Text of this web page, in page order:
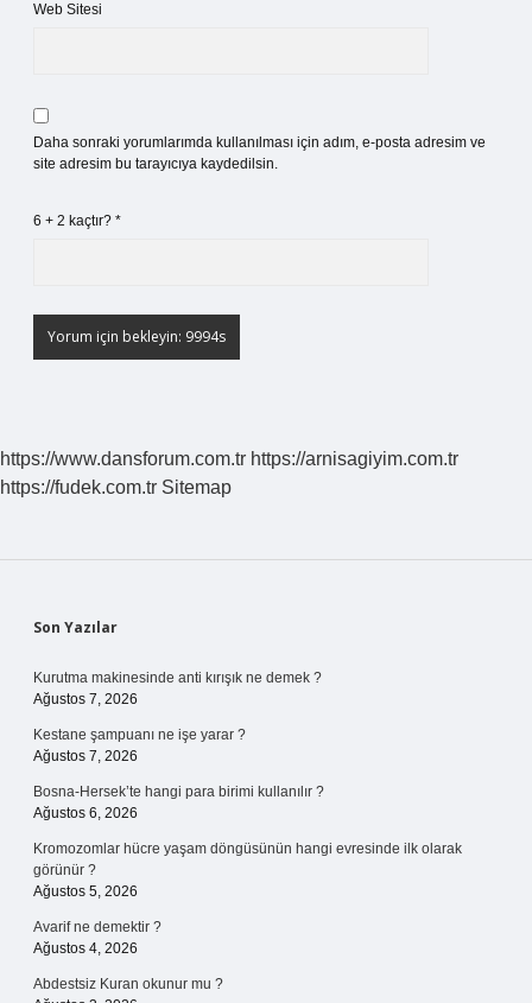
Web Sitesi
Daha sonraki yorumlarımda kullanılması için adım, e-posta adresim ve
site adresim bu tarayıcıya kaydedilsin.
6 + 2 kaçtır? *
https://www.dansforum.com.tr https://arnisagiyim.com.tr
https://fudek.com.tr Sitemap
Sidebar
Son Yazılar
Kurutma makinesinde anti kırışık ne demek ?
Ağustos 7, 2026
Kestane şampuanı ne işe yarar ?
Ağustos 7, 2026
Bosna-Hersek’te hangi para birimi kullanılır ?
Ağustos 6, 2026
Kromozomlar hücre yaşam döngüsünün hangi evresinde ilk olarak
görünür ?
Ağustos 5, 2026
Avarif ne demektir ?
Ağustos 4, 2026
Abdestsiz Kuran okunur mu ?